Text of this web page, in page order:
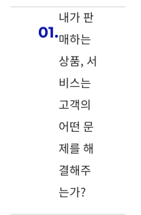
01.
내가 판
매하는
상품, 서
비스는
고객의
어떤 문
제를 해
결해주
는가?